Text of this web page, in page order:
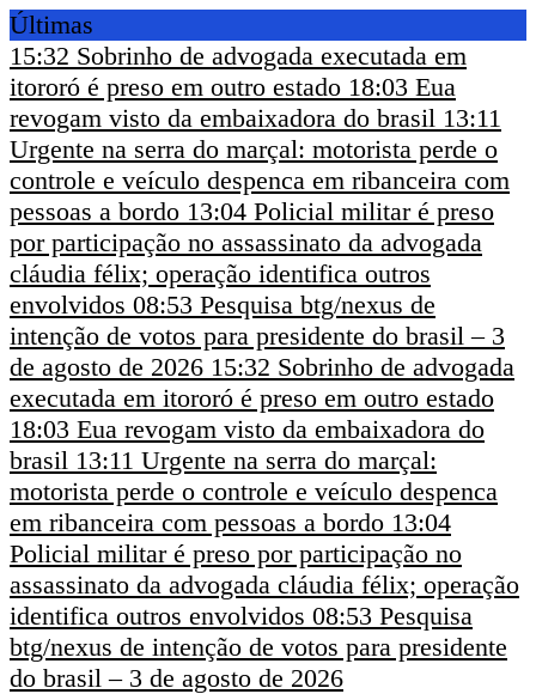
Últimas
15:32 Sobrinho de advogada executada em
itororó é preso em outro estado 18:03 Eua
revogam visto da embaixadora do brasil 13:11
Urgente na serra do marçal: motorista perde o
controle e veículo despenca em ribanceira com
pessoas a bordo 13:04 Policial militar é preso
por participação no assassinato da advogada
cláudia félix; operação identifica outros
envolvidos 08:53 Pesquisa btg/nexus de
intenção de votos para presidente do brasil – 3
de agosto de 2026 15:32 Sobrinho de advogada
executada em itororó é preso em outro estado
18:03 Eua revogam visto da embaixadora do
brasil 13:11 Urgente na serra do marçal:
motorista perde o controle e veículo despenca
em ribanceira com pessoas a bordo 13:04
Policial militar é preso por participação no
assassinato da advogada cláudia félix; operação
identifica outros envolvidos 08:53 Pesquisa
btg/nexus de intenção de votos para presidente
do brasil – 3 de agosto de 2026